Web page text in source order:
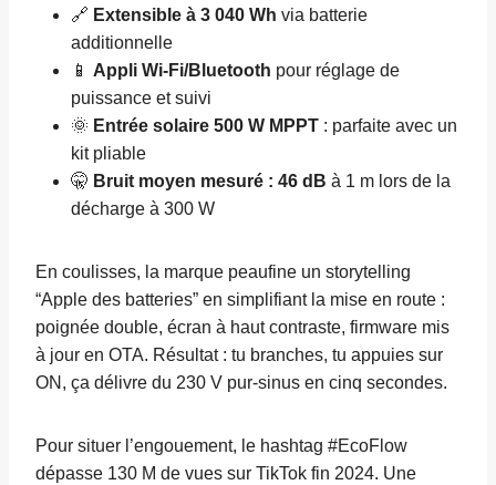
🔗 Extensible à 3 040 Wh via batterie
additionnelle
📱 Appli Wi-Fi/Bluetooth pour réglage de
puissance et suivi
🌞 Entrée solaire 500 W MPPT : parfaite avec un
kit pliable
🤫 Bruit moyen mesuré : 46 dB à 1 m lors de la
décharge à 300 W
En coulisses, la marque peaufine un storytelling
“Apple des batteries” en simplifiant la mise en route :
poignée double, écran à haut contraste, firmware mis
à jour en OTA. Résultat : tu branches, tu appuies sur
ON, ça délivre du 230 V pur-sinus en cinq secondes.
Pour situer l’engouement, le hashtag #EcoFlow
dépasse 130 M de vues sur TikTok fin 2024. Une